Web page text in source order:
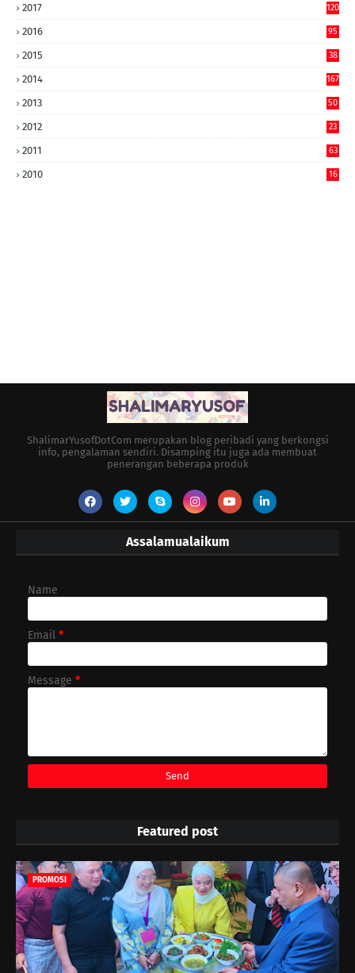
2017 120
2016 95
2015 38
2014 167
2013 50
2012 23
2011 63
2010 16
ShalimarYusofDotCom merupakan blog peribadi yang berkongsi
info, pengalaman sendiri. Disamping itu juga ada membuat
penerangan beberapa produk
Assalamualaikum
Name
Email *
Message *
Featured post
PROMOSI